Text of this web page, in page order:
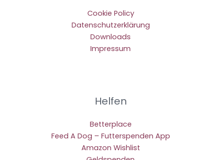
Cookie Policy
Datenschutzerklärung
Downloads
Impressum
Helfen
Betterplace
Feed A Dog – Futterspenden App
Amazon Wishlist